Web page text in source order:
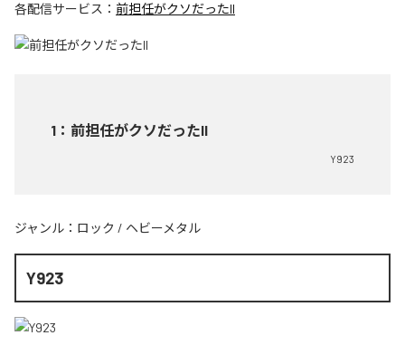
各配信サービス： 前担任がクソだったII
1 ： 前担任がクソだったII
Y923
ジャンル： ロック / ヘビーメタル
Y923